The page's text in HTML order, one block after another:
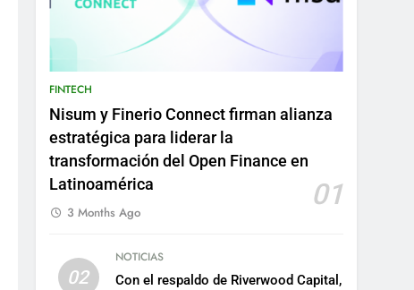
FINTECH
Nisum y Finerio Connect firman alianza
estratégica para liderar la
transformación del Open Finance en
Latinoamérica
01
3 Months Ago
02
NOTICIAS
Con el respaldo de Riverwood Capital,